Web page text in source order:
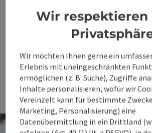
Panorama:
Traumtour
Seite zurück 1 … 6
Wir respektieren
Wir möchten Ihnen gerne ein
Erlebnis mit uneingeschränkten
ermöglichen (z. B. Suche), Zugriffe
Inhalte personalisieren, wofür wir
Vereinzelt kann für bestimmte
Marketing, Personalisierung) eine
Datenübermittlung in ein Drittland